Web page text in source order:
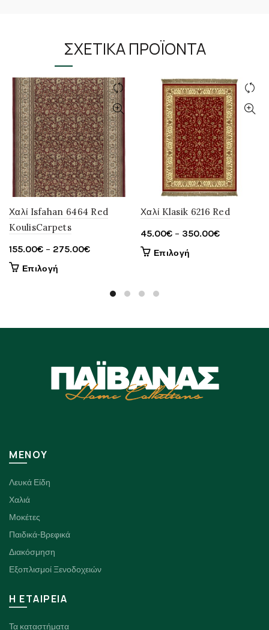
ΣΧΕΤΙΚΆ ΠΡΟΪΌΝΤΑ
Χαλί Isfahan 6464 Red
KoulisCarpets
155.00€ – 275.00€Price
through
Επιλογή
μπορούν
να
επιλεγούν
Χαλί Klasik 6216 Red
45.00€ – 350.00€Price
Επιλογή
να
επιλεγούν
στη
ΜΕΝΟΥ
Λευκά Είδη
Χαλιά
Μοκέτες
Παιδικά-Βρεφικά
Διακόσμηση
Εξοπλισμοί Ξενοδοχειών
H ΕΤΑΙΡΕΙΑ
Τα καταστήματα